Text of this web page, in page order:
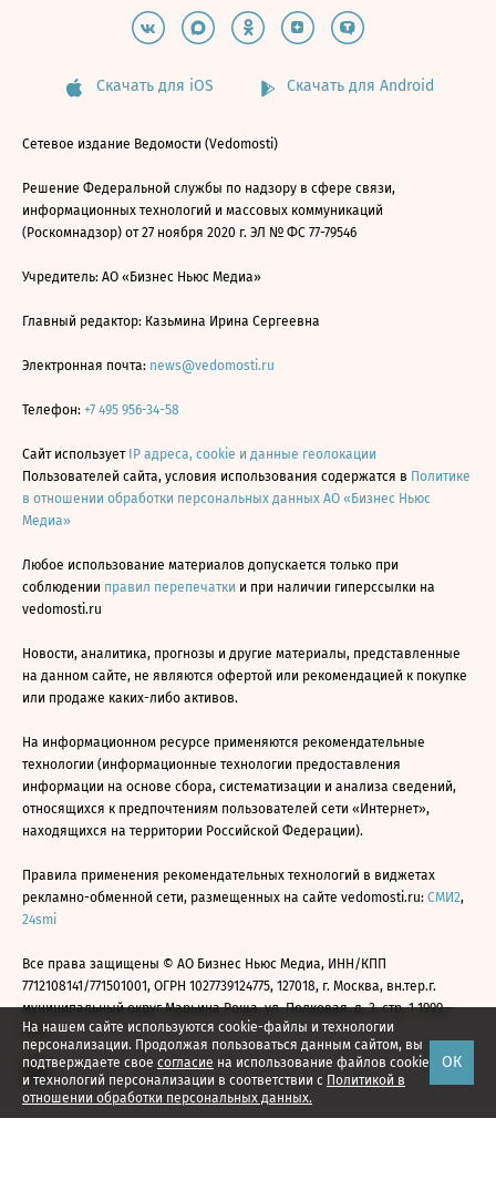
На нашем сайте используются cookie-файлы и технологии
персонализации. Продолжая пользоваться данным сайтом, вы
подтверждаете свое согласие на использование файлов cookie
и технологий персонализации в соответствии с Политикой в
отношении обработки персональных данных.
ОК
Скачать для iOS Скачать для Android
Сетевое издание Ведомости (Vedomosti)
Решение Федеральной службы по надзору в сфере связи,
информационных технологий и массовых коммуникаций
(Роскомнадзор) от 27 ноября 2020 г. ЭЛ № ФС 77-79546
Учредитель: АО «Бизнес Ньюс Медиа»
Главный редактор: Казьмина Ирина Сергеевна
Электронная почта: news@vedomosti.ru
Телефон: +7 495 956-34-58
Сайт использует IP адреса, cookie и данные геолокации
Пользователей сайта, условия использования содержатся в Политике
в отношении обработки персональных данных АО «Бизнес Ньюс
Медиа»
Любое использование материалов допускается только при
соблюдении правил перепечатки и при наличии гиперссылки на
vedomosti.ru
Новости, аналитика, прогнозы и другие материалы, представленные
на данном сайте, не являются офертой или рекомендацией к покупке
или продаже каких-либо активов.
На информационном ресурсе применяются рекомендательные
технологии (информационные технологии предоставления
информации на основе сбора, систематизации и анализа сведений,
относящихся к предпочтениям пользователей сети «Интернет»,
находящихся на территории Российской Федерации).
Правила применения рекомендательных технологий в виджетах
рекламно-обменной сети, размещенных на сайте vedomosti.ru: СМИ2,
24smi
Все права защищены © АО Бизнес Ньюс Медиа, ИНН/КПП
7712108141/771501001, ОГРН 1027739124775, 127018, г. Москва, вн.тер.г.
муниципальный округ Марьина Роща, ул. Полковая, д. 3, стр. 1 1999—
2026